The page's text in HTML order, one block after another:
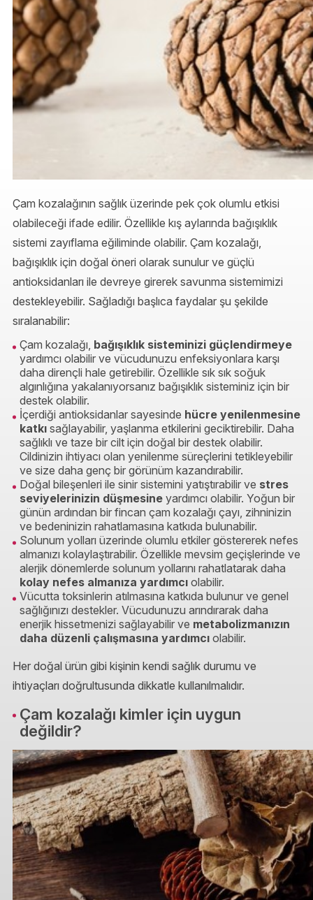
Çam kozalağının sağlık üzerinde pek çok olumlu etkisi
olabileceği ifade edilir. Özellikle kış aylarında bağışıklık
sistemi zayıflama eğiliminde olabilir. Çam kozalağı,
bağışıklık için doğal öneri olarak sunulur ve güçlü
antioksidanları ile devreye girerek savunma sistemimizi
destekleyebilir. Sağladığı başlıca faydalar şu şekilde
sıralanabilir:
Çam kozalağı, bağışıklık sisteminizi güçlendirmeye
yardımcı olabilir ve vücudunuzu enfeksiyonlara karşı
daha dirençli hale getirebilir. Özellikle sık sık soğuk
algınlığına yakalanıyorsanız bağışıklık sisteminiz için bir
destek olabilir.
İçerdiği antioksidanlar sayesinde hücre yenilenmesine
katkı sağlayabilir, yaşlanma etkilerini geciktirebilir. Daha
sağlıklı ve taze bir cilt için doğal bir destek olabilir.
Cildinizin ihtiyacı olan yenilenme süreçlerini tetikleyebilir
ve size daha genç bir görünüm kazandırabilir.
Doğal bileşenleri ile sinir sistemini yatıştırabilir ve stres
seviyelerinizin düşmesine yardımcı olabilir. Yoğun bir
günün ardından bir fincan çam kozalağı çayı, zihninizin
ve bedeninizin rahatlamasına katkıda bulunabilir.
Solunum yolları üzerinde olumlu etkiler göstererek nefes
almanızı kolaylaştırabilir. Özellikle mevsim geçişlerinde ve
alerjik dönemlerde solunum yollarını rahatlatarak daha
kolay nefes almanıza yardımcı olabilir.
Vücutta toksinlerin atılmasına katkıda bulunur ve genel
sağlığınızı destekler. Vücudunuzu arındırarak daha
enerjik hissetmenizi sağlayabilir ve metabolizmanızın
daha düzenli çalışmasına yardımcı olabilir.
Her doğal ürün gibi kişinin kendi sağlık durumu ve
ihtiyaçları doğrultusunda dikkatle kullanılmalıdır.
Çam kozalağı kimler için uygun
değildir?